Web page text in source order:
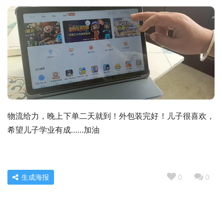
物流给力，晚上下单二天就到！外包装完好！儿子很喜欢，
希望儿子学业有成……加油
0 0
生成海报